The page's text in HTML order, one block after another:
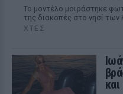
Το μοντέλο μοιράστηκε
της διακοπές στο νησί
ΧΤΕΣ